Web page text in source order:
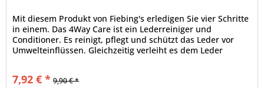
Mit diesem Produkt von Fiebing's erledigen Sie vier Schritte
in einem. Das 4Way Care ist ein Lederreiniger und
Conditioner. Es reinigt, pflegt und schützt das Leder vor
Umwelteinflüssen. Gleichzeitig verleiht es dem Leder
7,92 € * 9,90 € *